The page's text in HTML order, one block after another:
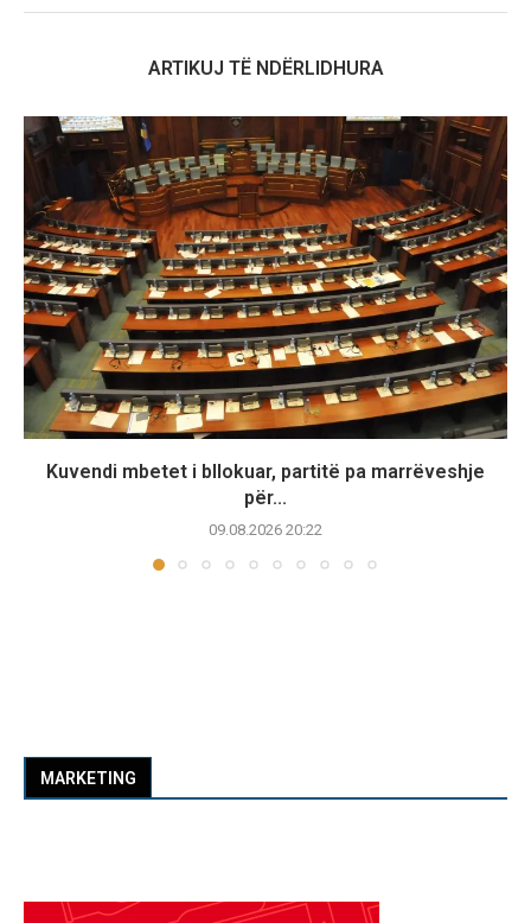
ARTIKUJ TË NDËRLIDHURA
Kuvendi mbetet i bllokuar, partitë pa marrëveshje
për...
09.08.2026 20:22
MARKETING